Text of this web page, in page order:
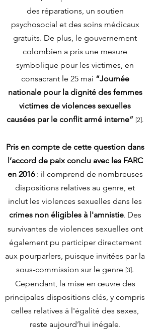
des réparations, un soutien
psychosocial et des soins médicaux
gratuits. De plus, le gouvernement
colombien a pris une mesure
symbolique pour les victimes, en
consacrant le 25 mai “Journée
nationale pour la dignité des femmes
victimes de violences sexuelles
causées par le conflit armé interne” [2].
Pris en compte de cette question dans
l’accord de paix conclu avec les FARC
en 2016: il comprend de nombreuses
dispositions relatives au genre, et
inclut les violences sexuelles dans les
crimes non éligibles à l'amnistie.Des
survivantes de violences sexuelles ont
également pu participer directement
aux pourparlers, puisque invitées par la
sous-commission sur le genre [3].
Cependant, la mise en œuvre des
principales dispositions clés, y compris
celles relatives à l'égalité des sexes,
reste aujourd’hui inégale.